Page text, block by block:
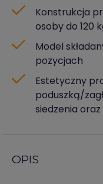
Konstrukcja
osoby do 120
Model
pozycjach
Estetyczny
poduszką/
siedzenia oraz
OPIS